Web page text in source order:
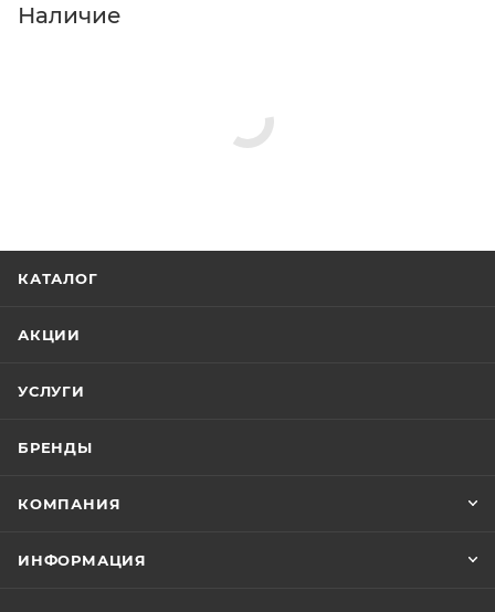
Наличие
КАТАЛОГ
АКЦИИ
УСЛУГИ
БРЕНДЫ
КОМПАНИЯ
ИНФОРМАЦИЯ